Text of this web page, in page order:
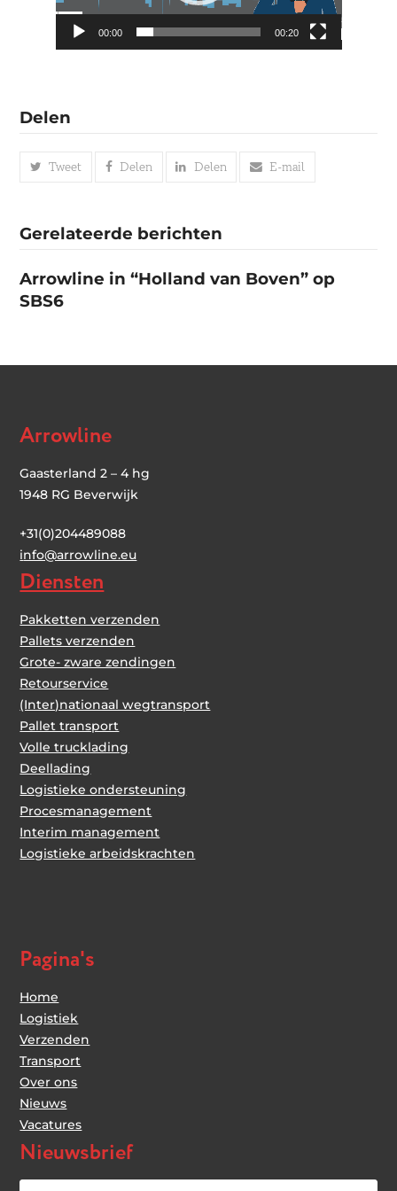
00:00 00:20
Delen
Tweet Delen Delen E-mail
Gerelateerde berichten
Arrowline in “Holland van Boven” op
SBS6
Arrowline
Gaasterland 2 – 4 hg
1948 RG Beverwijk
+31(0)204489088
info@arrowline.eu
Diensten
Pakketten verzenden
Pallets verzenden
Grote- zware zendingen
Retourservice
(Inter)nationaal wegtransport
Pallet transport
Volle trucklading
Deellading
Logistieke ondersteuning
Procesmanagement
Interim management
Logistieke arbeidskrachten
Pagina's
Home
Logistiek
Verzenden
Transport
Over ons
Nieuws
Vacatures
Nieuwsbrief